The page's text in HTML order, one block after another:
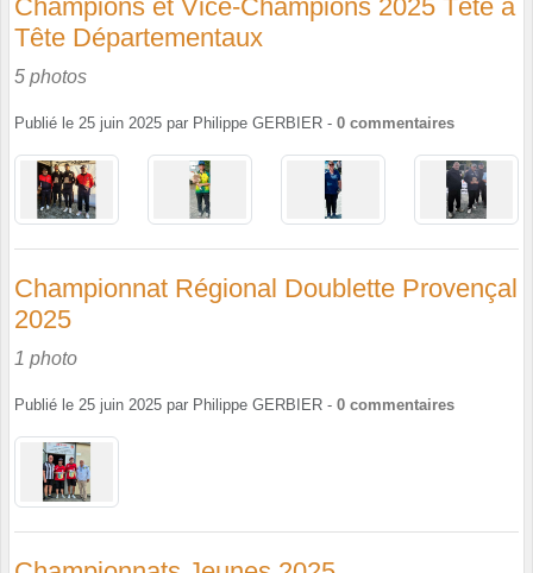
Champions et Vice-Champions 2025 Tête à
Tête Départementaux
5 photos
Publié le 25 juin 2025 par Philippe GERBIER - 0 commentaires
Championnat Régional Doublette Provençal
2025
1 photo
Publié le 25 juin 2025 par Philippe GERBIER - 0 commentaires